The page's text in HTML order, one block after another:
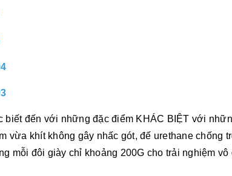
biết đến với những đặc điểm KHÁC BIỆT với
vừa khít không gây nhấc gót, đế urethane chống
mỗi đôi giày chỉ khoảng 200G cho trải nghiệm vô